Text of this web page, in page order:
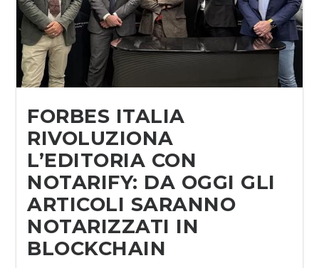
FORBES ITALIA
RIVOLUZIONA
L’EDITORIA CON
NOTARIFY: DA OGGI GLI
ARTICOLI SARANNO
NOTARIZZATI IN
BLOCKCHAIN